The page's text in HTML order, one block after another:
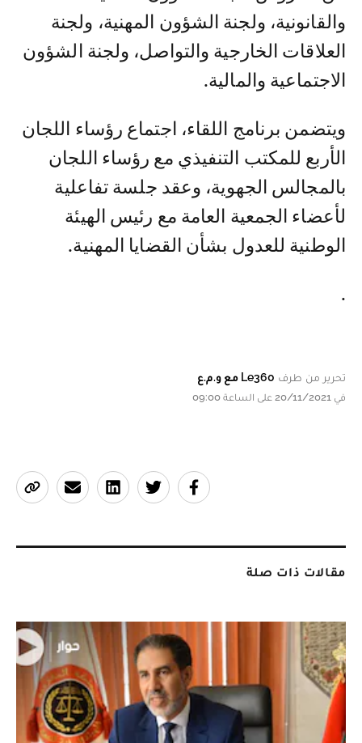
والقانونية، ولجنة الشؤون المهنية، ولجنة
العلاقات الخارجية والتواصل، ولجنة الشؤون
الاجتماعية والمالية.
ويتضمن برنامج اللقاء، اجتماع رؤساء اللجان
الأربع للمكتب التنفيذي مع رؤساء اللجان
بالمجالس الجهوية، وعقد جلسة تفاعلية
لأعضاء الجمعية العامة مع رئيس الهيئة
الوطنية للعدول بشأن القضايا المهنية.
.
تحرير من طرف Le360 مع و.م.ع
في 20/11/2021 على الساعة 09:00
مقالات ذات صلة